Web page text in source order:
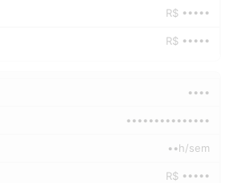
R$ •••••
R$ •••••
••••
•••••••••••••••
••h/sem
R$ •••••